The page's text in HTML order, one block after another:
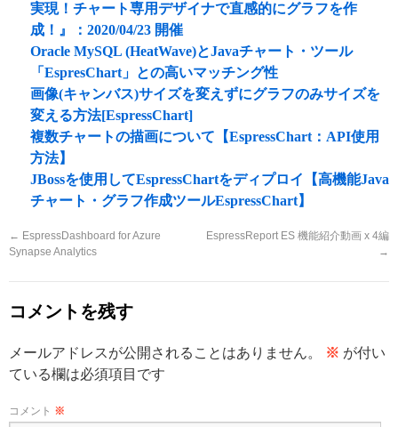
実現！チャート専用デザイナで直感的にグラフを作
成！』：2020/04/23 開催
Oracle MySQL (HeatWave)とJavaチャート・ツール
「EspresChart」との高いマッチング性
画像(キャンバス)サイズを変えずにグラフのみサイズを
変える方法[EspressChart]
複数チャートの描画について【EspressChart：API使用
方法】
JBossを使用してEspressChartをディプロイ【高機能Java
チャート・グラフ作成ツールEspressChart】
← EspressDashboard for Azure
Synapse Analytics
EspressReport ES 機能紹介動画 x 4編
→
コメントを残す
メールアドレスが公開されることはありません。 ※ が付い
ている欄は必須項目です
コメント ※